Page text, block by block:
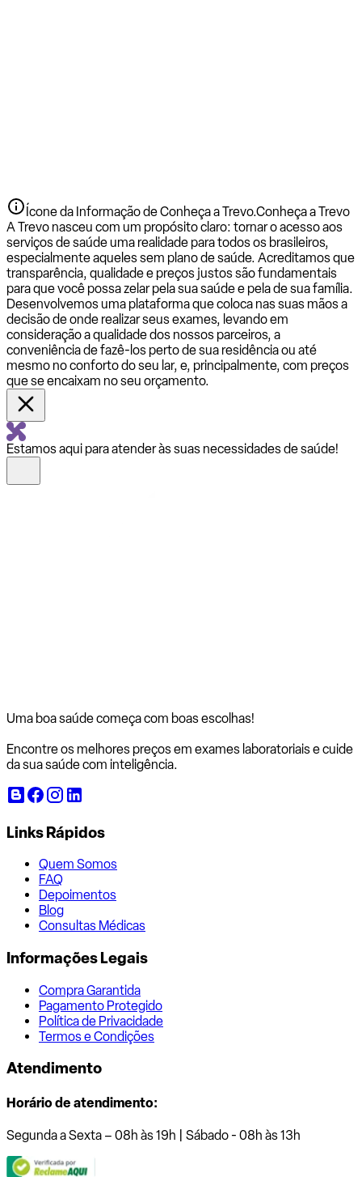
Ícone da Informação de Conheça a Trevo.Conheça a Trevo
A Trevo nasceu com um propósito claro: tornar o acesso aos
serviços de saúde uma realidade para todos os brasileiros,
especialmente aqueles sem plano de saúde. Acreditamos que
transparência, qualidade e preços justos são fundamentais
para que você possa zelar pela sua saúde e pela de sua família.
Desenvolvemos uma plataforma que coloca nas suas mãos a
decisão de onde realizar seus exames, levando em
consideração a qualidade dos nossos parceiros, a
conveniência de fazê-los perto de sua residência ou até
mesmo no conforto do seu lar, e, principalmente, com preços
que se encaixam no seu orçamento.
Estamos aqui para atender às suas necessidades de saúde!
Uma boa saúde começa com boas escolhas!
Encontre os melhores preços em exames laboratoriais e cuide
da sua saúde com inteligência.
Links Rápidos
Quem Somos
FAQ
Depoimentos
Blog
Consultas Médicas
Informações Legais
Compra Garantida
Pagamento Protegido
Política de Privacidade
Termos e Condições
Atendimento
Horário de atendimento:
Segunda a Sexta – 08h às 19h | Sábado - 08h às 13h